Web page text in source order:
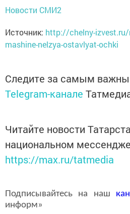
Новости СМИ2
Источник: http://chelny-
mashine-nelzya-ostavlyat-ochki
Следите за самым
Telegram-канале
Читайте новости
национальном
https://max.ru/tatmedia
Подписывайтесь на наш
информ»